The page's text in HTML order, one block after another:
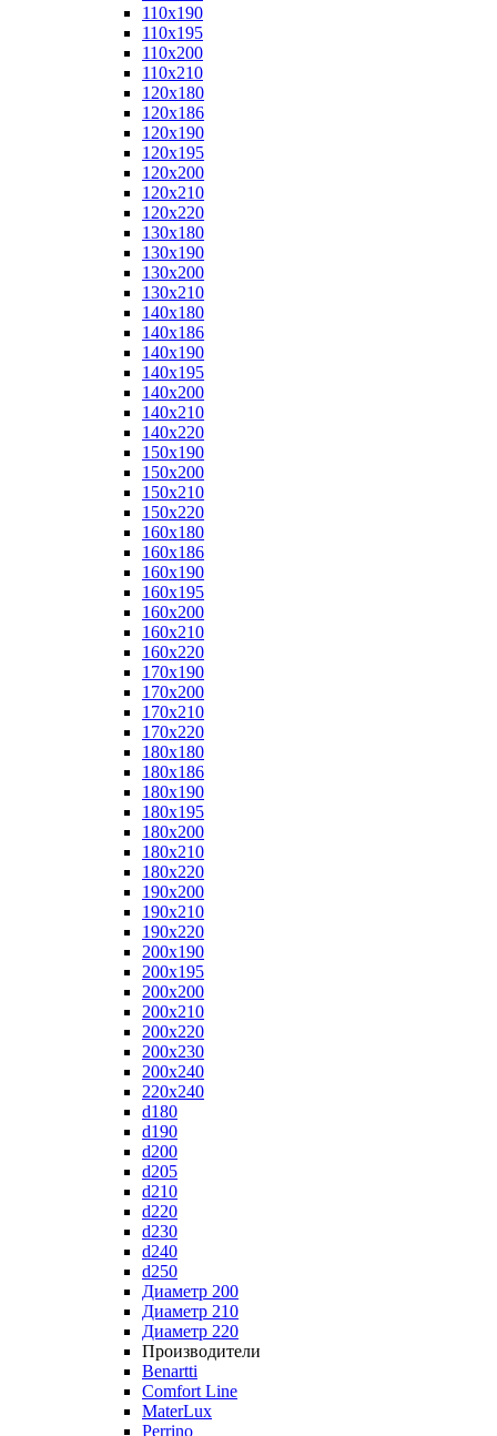
110x190
110x195
110x200
110x210
120x180
120x186
120x190
120x195
120x200
120x210
120x220
130x180
130x190
130x200
130x210
140x180
140x186
140x190
140x195
140x200
140x210
140x220
150x190
150x200
150x210
150x220
160x180
160x186
160x190
160x195
160x200
160x210
160x220
170x190
170x200
170x210
170x220
180x180
180x186
180x190
180x195
180x200
180x210
180x220
190x200
190x210
190x220
200x190
200x195
200x200
200x210
200x220
200x230
200x240
220x240
d180
d190
d200
d205
d210
d220
d230
d240
d250
Диаметр 200
Диаметр 210
Диаметр 220
Производители
Benartti
Comfort Line
MaterLux
Perrino